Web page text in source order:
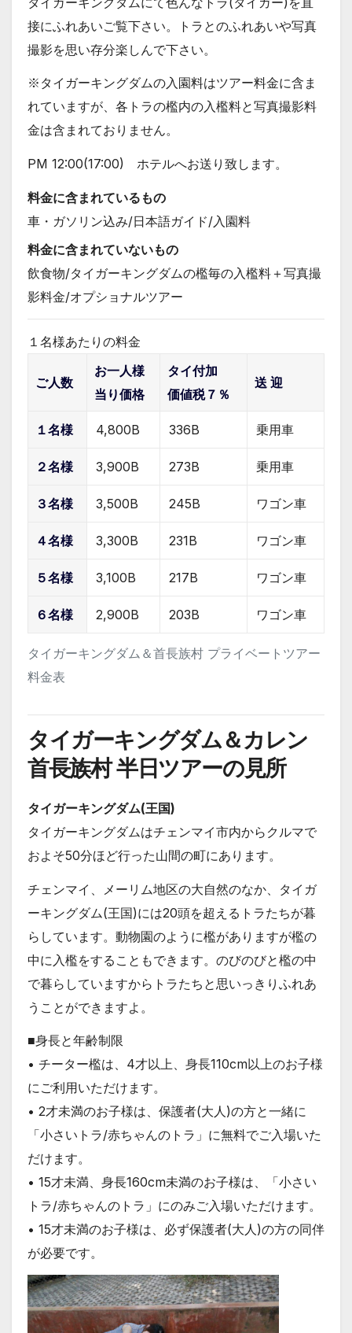
接にふれあいご覧下さい。トラとのふれあいや写真
撮影を思い存分楽しんで下さい。
※タイガーキングダムの入園料はツアー料金に含ま
れていますが、各トラの檻内の入檻料と写真撮影料
金は含まれておりません。
PM 12:00(17:00) ホテルへお送り致します。
料金に含まれているもの
車・ガソリン込み/日本語ガイド/入園料
料金に含まれていないもの
飲食物/タイガーキングダムの檻毎の入檻料＋写真撮
影料金/オプショナルツアー
１名様あたりの料金
タイガーキングダム＆首長族村 プライベートツアー
料金表
ご人数
お一人様
当り価格
タイ付加
価値税７％
送 迎
１名様 4,800B 336B 乗用車
２名様 3,900B 273B 乗用車
３名様 3,500B 245B ワゴン車
４名様 3,300B 231B ワゴン車
５名様 3,100B 217B ワゴン車
６名様 2,900B 203B ワゴン車
タイガーキングダム＆カレン
首長族村 半日ツアーの見所
タイガーキングダム(王国)
タイガーキングダムはチェンマイ市内からクルマで
およそ50分ほど行った山間の町にあります。
チェンマイ、メーリム地区の大自然のなか、タイガ
ーキングダム(王国)には20頭を超えるトラたちが暮
らしています。動物園のように檻がありますが檻の
中に入檻をすることもできます。のびのびと檻の中
で暮らしていますからトラたちと思いっきりふれあ
うことができますよ。
■身長と年齢制限
• チーター檻は、4才以上、身長110cm以上のお子様
にご利用いただけます。
• 2才未満のお子様は、保護者(大人)の方と一緒に
「小さいトラ/赤ちゃんのトラ」に無料でご入場いた
だけます。
• 15才未満、身長160cm未満のお子様は、「小さい
トラ/赤ちゃんのトラ」にのみご入場いただけます。
• 15才未満のお子様は、必ず保護者(大人)の方の同伴
が必要です。